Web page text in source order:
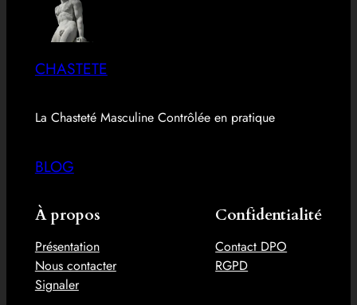
CHASTETE
La Chasteté Masculine Contrôlée en pratique
BLOG
À propos
Présentation
Nous contacter
Signaler
Confidentialité
Contact DPO
RGPD